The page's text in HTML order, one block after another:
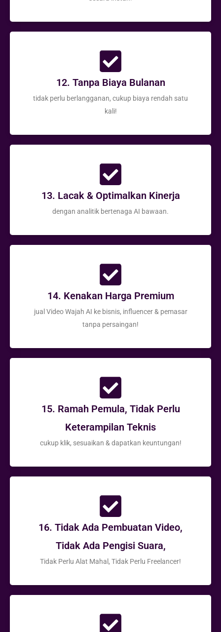
12. Tanpa Biaya Bulanan
tidak perlu berlangganan, cukup biaya rendah satu
kali!
13. Lacak & Optimalkan Kinerja
dengan analitik bertenaga AI bawaan.
14. Kenakan Harga Premium
jual Video Wajah AI ke bisnis, influencer & pemasar
tanpa persaingan!
15. Ramah Pemula, Tidak Perlu
Keterampilan Teknis
cukup klik, sesuaikan & dapatkan keuntungan!
16. Tidak Ada Pembuatan Video,
Tidak Ada Pengisi Suara,
Tidak Perlu Alat Mahal, Tidak Perlu Freelancer!